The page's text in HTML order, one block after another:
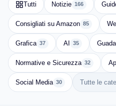
Tutti Notizie 166
Consigliati su Amazon 85
Grafica 37 AI 35
Normative e Sicurezza 32
Social Media 30 Tutte le